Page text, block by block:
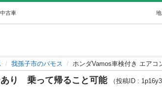
中古車
我孫子市のバモス ホンダVamos車検付き エア
あり 乗って帰ること可能
（投稿ID : 1p16y3